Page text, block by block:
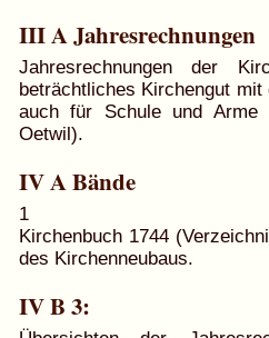
III A Jahresrechnungen
Jahresrechnungen der
beträchtliches Kirchengut
auch für Schule und Arme
Oetwil).
IV A Bände
1
Kirchenbuch 1744
des Kirchenneubaus.
IV B 3: